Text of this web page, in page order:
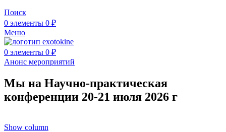
Поиск
0 элементы 0 ₽
Меню
0 элементы 0 ₽
Анонс мероприятий
Мы на Научно-практическая
конференции 20-21 июля 2026 г
Show column